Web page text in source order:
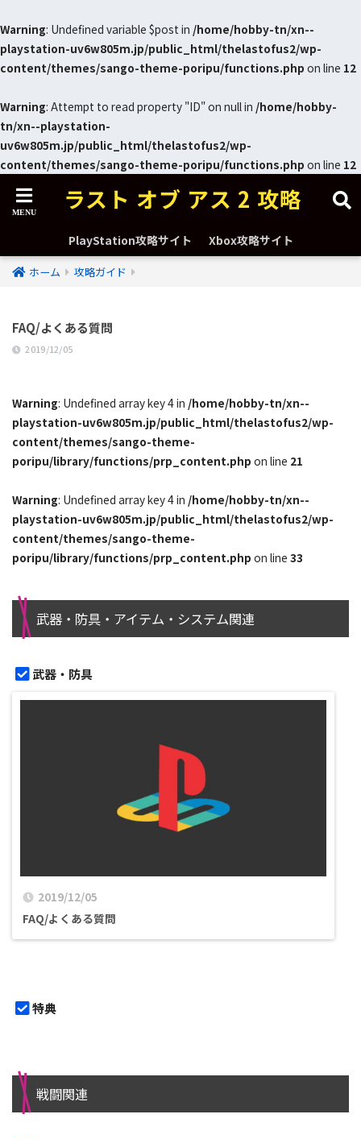
Warning: Undefined variable $post in /home/hobby-tn/xn--
playstation-uv6w805m.jp/public_html/thelastofus2/wp-
content/themes/sango-theme-poripu/functions.php on line 12
Warning: Attempt to read property "ID" on null in /home/hobby-
tn/xn--playstation-
uv6w805m.jp/public_html/thelastofus2/wp-
content/themes/sango-theme-poripu/functions.php on line 12
ラスト オブ アス 2 攻略
PlayStation攻略サイト Xbox攻略サイト
ホーム 攻略ガイド
FAQ/よくある質問
2019/12/05
Warning: Undefined array key 4 in /home/hobby-tn/xn--
playstation-uv6w805m.jp/public_html/thelastofus2/wp-
content/themes/sango-theme-
poripu/library/functions/prp_content.php on line 21
Warning: Undefined array key 4 in /home/hobby-tn/xn--
playstation-uv6w805m.jp/public_html/thelastofus2/wp-
content/themes/sango-theme-
poripu/library/functions/prp_content.php on line 33
武器・防具・アイテム・システム関連
武器・防具
2019/12/05
FAQ/よくある質問
特典
戦闘関連